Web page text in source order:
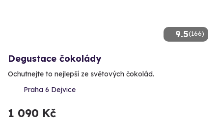
9.5(166)
Degustace čokolády
Ochutnejte to nejlepší ze světových čokolád.
Praha 6 Dejvice
1 090 Kč